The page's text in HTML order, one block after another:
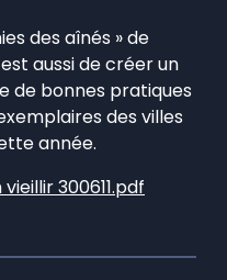
des aînés » de
aussi de créer un
de bonnes pratiques
des villes
année.
300611.pdf